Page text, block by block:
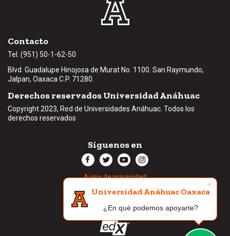
Universidad Anáhuac Oaxaca
¿En qué podemos apoyarte?
Contacto
Tel. (951) 50-1-62-50
Blvd. Guadalupe Hinojosa de Murat No. 1100. San Raymundo,
Jalpan, Oaxaca C.P. 71280.
Derechos reservados Universidad Anáhuac
Copyright 2023, Red de Universidades Anáhuac. Todos los
derechos reservados
Síguenos en
Aviso de privacidad